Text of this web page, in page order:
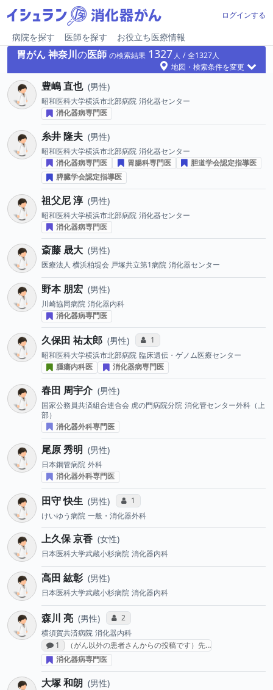
ログインする
病院を探す 医師を探す お役立ち医療情報
胃がん神奈川の医師 の検索結果 1327 1327
地図・検索条件を変更
豊嶋 直也 男性
昭和医科大学横浜市北部病院 消化器センター
消化器病専門医
糸井 隆夫 男性
昭和医科大学横浜市北部病院 消化器センター
消化器病専門医
胃腸科専門医
胆道学会認定指導医
膵臓学会認定指導医
祖父尼 淳 男性
昭和医科大学横浜市北部病院 消化器センター
消化器病専門医
斎藤 晟大 男性
医療法人 横浜柏堤会 戸塚共立第1病院 消化器センター
野本 朋宏 男性
川崎協同病院 消化器内科
消化器病専門医
久保田 祐太郎 男性 コミュニケーション・タイプ投票数
1
昭和医科大学横浜市北部病院 臨床遺伝・ゲノム医療センター
腫瘍内科医
消化器病専門医
春田 周宇介 男性
国家公務員共済組合連合会 虎の門病院分院 消化管センター外科（上
部）
消化器外科専門医
尾原 秀明 男性
日本鋼管病院 外科
消化器外科専門医
田守 快生 男性 コミュニケーション・タイプ投票数
1
けいゆう病院 一般・消化器外科
上久保 京香 女性
日本医科大学武蔵小杉病院 消化器内科
高田 紘彰 男性
日本医科大学武蔵小杉病院 消化器内科
森川 亮 男性 コミュニケーション・タイプ投票数
2
横須賀共済病院 消化器内科
感想投稿数
1
（がん以外の患者さんからの投稿です）先…
消化器病専門医
大塚 和朗 男性